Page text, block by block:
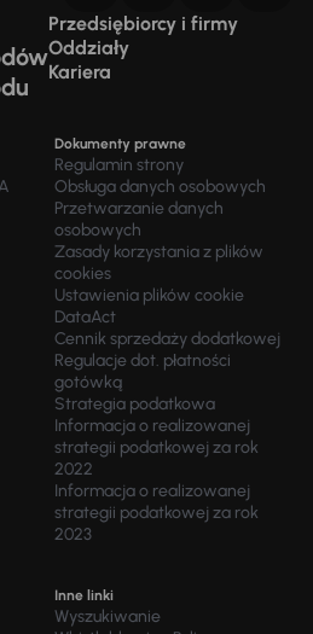
Przedsiębiorcy i firmy
Oddziały
Kariera
Dokumenty prawne
Regulamin strony
Obsługa danych osobowych
Przetwarzanie danych
osobowych
Zasady korzystania z plików
cookies
Ustawienia plików cookie
DataAct
Cennik sprzedaży dodatkowej
Regulacje dot. płatności
gotówką
Strategia podatkowa
Informacja o realizowanej
strategii podatkowej za rok
2022
Informacja o realizowanej
strategii podatkowej za rok
2023
Inne linki
Wyszukiwanie